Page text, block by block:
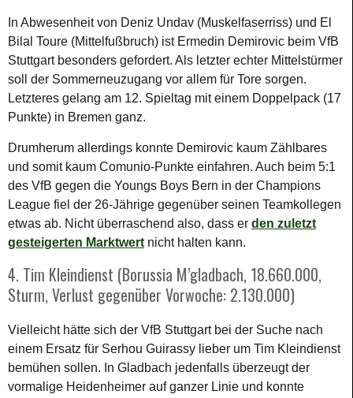
In Abwesenheit von Deniz Undav (Muskelfaserriss) und El
Bilal Toure (Mittelfußbruch) ist Ermedin Demirovic beim VfB
Stuttgart besonders gefordert. Als letzter echter Mittelstürmer
soll der Sommerneuzugang vor allem für Tore sorgen.
Letzteres gelang am 12. Spieltag mit einem Doppelpack (17
Punkte) in Bremen ganz.
Drumherum allerdings konnte Demirovic kaum Zählbares
und somit kaum Comunio-Punkte einfahren. Auch beim 5:1
des VfB gegen die Youngs Boys Bern in der Champions
League fiel der 26-Jährige gegenüber seinen Teamkollegen
etwas ab. Nicht überraschend also, dass er den zuletzt
gesteigerten Marktwert nicht halten kann.
4. Tim Kleindienst (Borussia M’gladbach, 18.660.000,
Sturm, Verlust gegenüber Vorwoche: 2.130.000)
Vielleicht hätte sich der VfB Stuttgart bei der Suche nach
einem Ersatz für Serhou Guirassy lieber um Tim Kleindienst
bemühen sollen. In Gladbach jedenfalls überzeugt der
vormalige Heidenheimer auf ganzer Linie und konnte